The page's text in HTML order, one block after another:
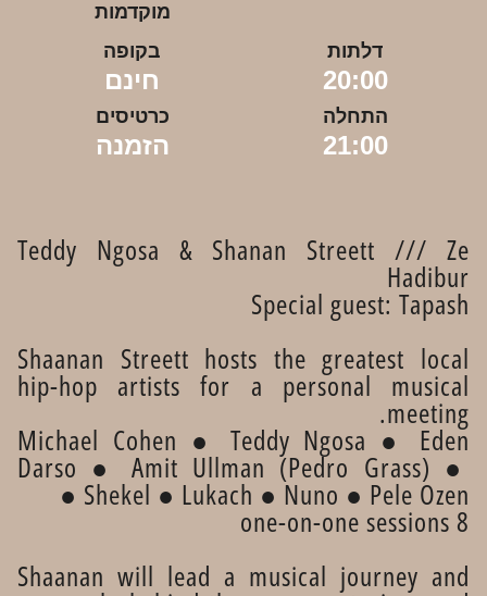
מוקדמות
דלתות
20:00
בקופה
חינם
התחלה
21:00
כרטיסים
הזמנה
Teddy Ngosa & Shanan Streett /// Ze
Hadibur
Special guest: Tapash
Shaanan Streett hosts the greatest local
hip-hop artists for a personal musical
meeting.
Michael Cohen ● Teddy Ngosa ● Eden
Darso ● Amit Ullman (Pedro Grass) ●
Shekel ● Lukach ● Nuno ● Pele Ozen ●
8 one-on-one sessions
Shaanan will lead a musical journey and